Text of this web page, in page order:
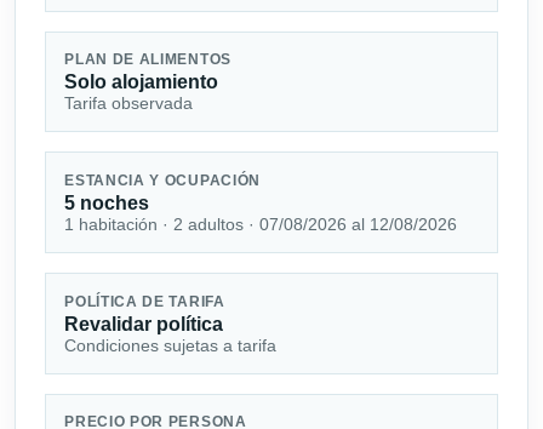
PLAN DE ALIMENTOS
Solo alojamiento
Tarifa observada
ESTANCIA Y OCUPACIÓN
5 noches
1 habitación · 2 adultos · 07/08/2026 al 12/08/2026
POLÍTICA DE TARIFA
Revalidar política
Condiciones sujetas a tarifa
PRECIO POR PERSONA